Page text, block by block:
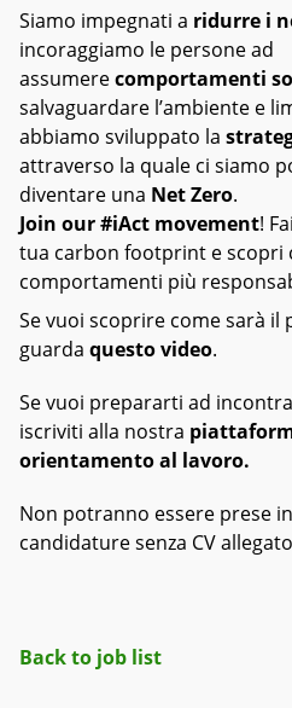
Siamo impegnati a ridurre i
incoraggiamo le persone ad
assumerecomportamenti
salvaguardare l’ambiente e
abbiamo sviluppato la
attraverso la quale ci siamo
diventare una Net Zero.
Join our #iAct movement!
tua carbon footprint e scopri
comportamenti più
Se vuoi scoprire come sarà il
guarda questo video.
Se vuoi prepararti ad
iscriviti alla nostra
orientamento al lavoro.
Non potranno essere prese
candidature senza CV
Back to job list